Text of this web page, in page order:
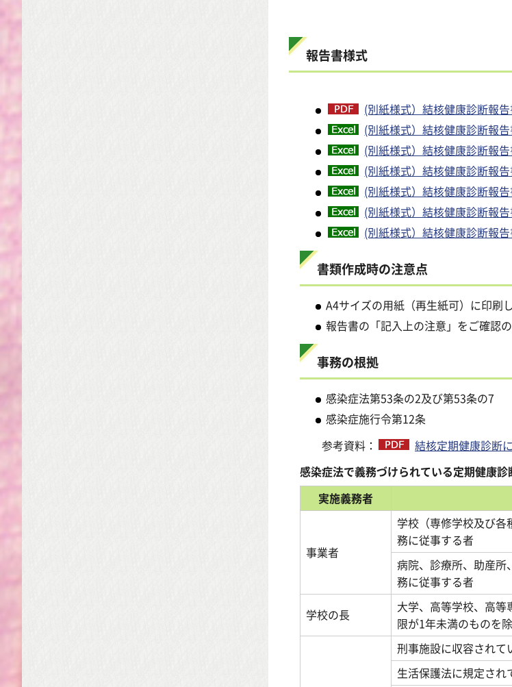
報告書様式
(別紙様式）結核健康診断報告
(別紙様式）結核健康診断報告
(別紙様式）結核健康診断報
(別紙様式）結核健康診断報
(別紙様式）結核健康診断報
(別紙様式）結核健康診断報
(別紙様式）結核健康診断報
書類作成時の注意点
A4サイズの用紙（再生紙可）に印刷
報告書の「記入上の注意」をご確認
事務の根拠
感染症法第53条の2及び第53条の7
感染症施行令第12条
参考資料：
結核定期健康診断
感染症法で義務づけられている定期健康
実施義務者
事業者
学校（専修学校及び
務に従事する者
病院、診療所、助産所
務に従事する者
学校の長
大学、高等学校、高
限が1年未満のものを
刑事施設に収容されて
生活保護法に規定され